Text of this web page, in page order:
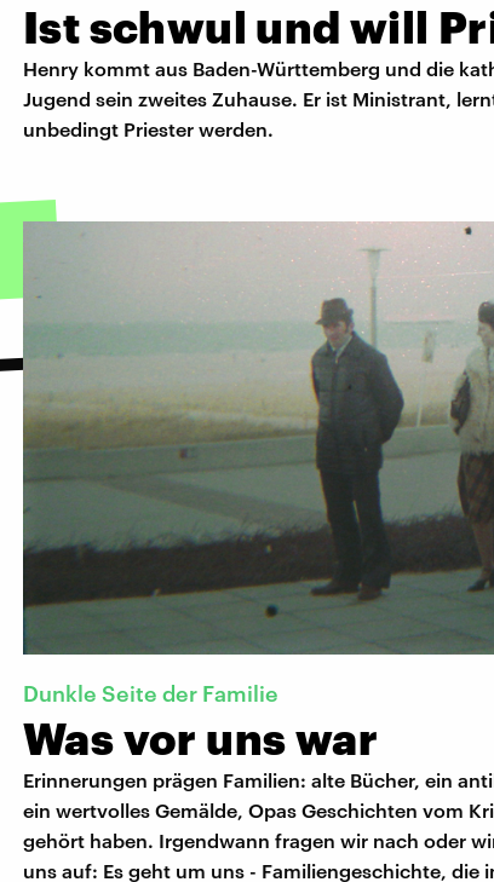
Ist schwul und will
Henry kommt aus Baden-Württemberg und die
Jugend sein zweites Zuhause. Er ist Ministrant,
unbedingt Priester werden.
Dunkle Seite der Familie
Was vor uns war
Erinnerungen prägen Familien: alte Bücher, ein
ein wertvolles Gemälde, Opas Geschichten vom
gehört haben. Irgendwann fragen wir nach oder
uns auf: Es geht um uns - Familiengeschichte, die